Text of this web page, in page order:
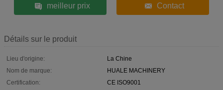
meilleur prix Contact
Détails sur le produit
Lieu d'origine:
La Chine
Nom de marque:
HUALE MACHINERY
Certification:
CE ISO9001